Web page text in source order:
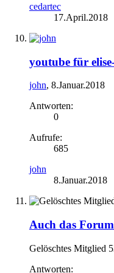
cedartec
17.April.2018
youtube für
john, 8.Januar.2018
Antworten:
0
Aufrufe:
685
john
8.Januar.2018
Auch das
Gelöschtes Mitglied
Antworten: